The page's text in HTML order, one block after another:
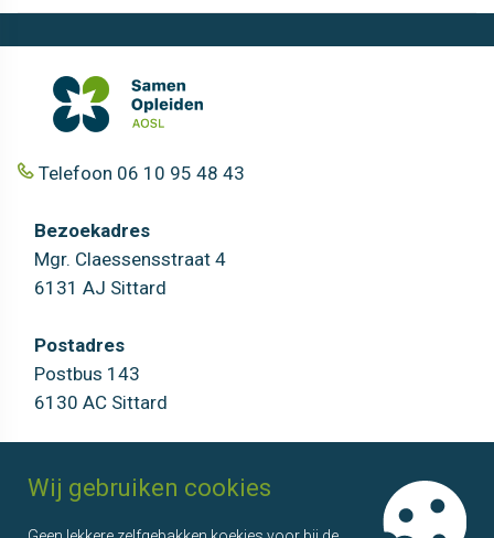
Wij gebruiken cookies
Telefoon 06 10 95 48 43
Bezoekadres
Mgr. Claessensstraat 4
6131 AJ Sittard
Postadres
Postbus 143
6130 AC Sittard
Over ons